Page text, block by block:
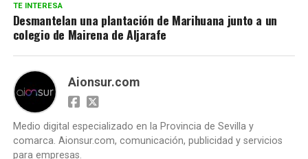
TE INTERESA
Desmantelan una plantación de Marihuana junto a un
colegio de Mairena de Aljarafe
Aionsur.com
Medio digital especializado en la Provincia de Sevilla y
comarca. Aionsur.com, comunicación, publicidad y servicios
para empresas.